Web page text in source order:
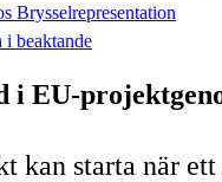
Brysselrepresentation
i beaktande
i EU-
kan starta när